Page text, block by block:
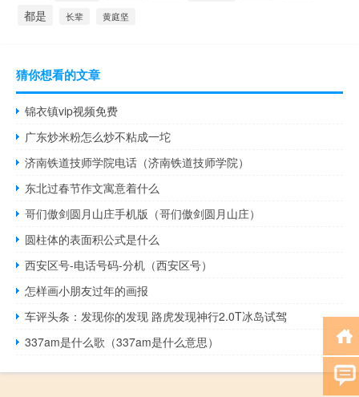
都是 长辈 黄庭坚
猜你想看的文章
锦衣镇vip视频免费
广东炒米粉怎么炒不粘成一坨
济南铁道技师学院电话（济南铁道技师学院）
东北过春节作文寓意着什么
哥们傲剑圆月山庄手机版（哥们傲剑圆月山庄）
圆柱体的表面积公式是什么
西安区号-电话号码-分机（西安区号）
怎样画小朋友过年的画报
车评头条：发现你的发现 路虎发现神行2.0T冰岛试驾
337am是什么歌（337am是什么意思）